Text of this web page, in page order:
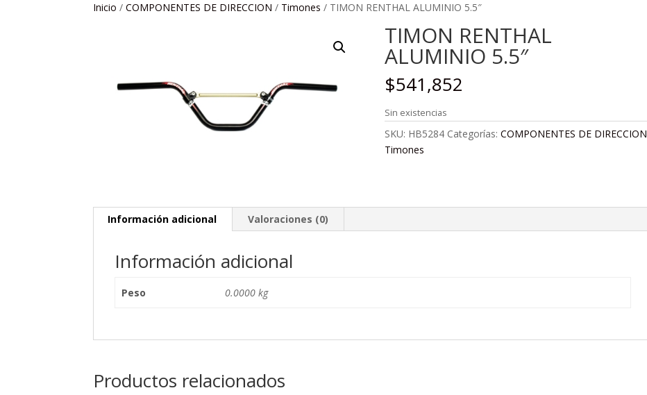
Inicio /COMPONENTES DE DIRECCION / Timones / TIMON RENTHAL ALUMINIO 5.5″
TIMON RENTHAL
ALUMINIO 5.5″
$541,852
Sin existencias
SKU: HB5284 Categorías: COMPONENTES DE DIRECCION
Timones
Información adicional Valoraciones (0)
Información adicional
Peso 0.0000 kg
Productos relacionados